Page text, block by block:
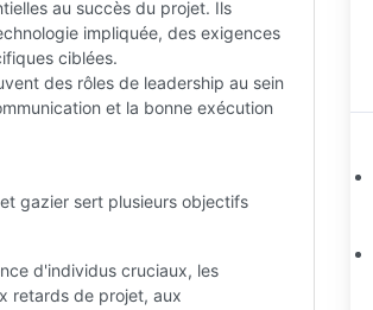
au succès du projet. Ils
impliquée, des exigences
ciblées.
des rôles de leadership au sein
et la bonne exécution
gazier sert plusieurs objectifs
d'individus cruciaux, les
retards de projet, aux